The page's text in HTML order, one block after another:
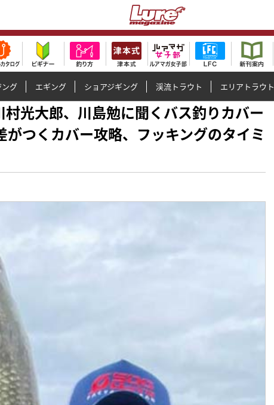
ング エギング ショアジギング 渓流トラウト エリアトラウト
光大郎、川島勉に聞くバス釣りカバー
つくカバー攻略、フッキングのタイミ